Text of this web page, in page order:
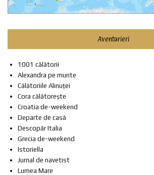
Aventurieri
1001 călătorii
Alexandra pe munte
Călătoriile Alinuței
Cora călătorește
Croatia de-weekend
Departe de casă
Descopăr Italia
Grecia de-weekend
Istoriella
Jurnal de navetist
Lumea Mare